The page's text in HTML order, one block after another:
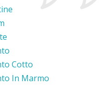
Cotto
In Marmo